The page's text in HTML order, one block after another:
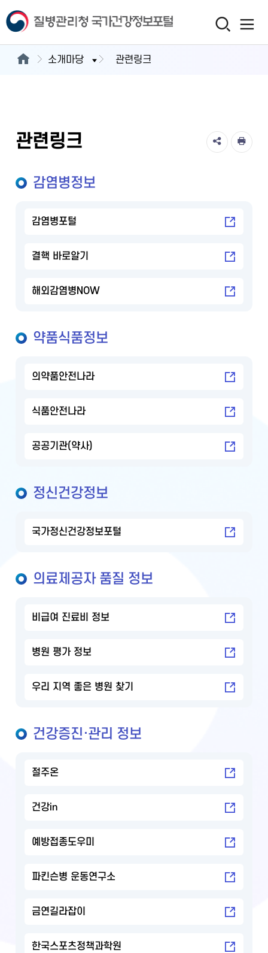
소개마당 관련링크
관련링크
감염병정보
감염병포털
결핵 바로알기
해외감염병NOW
약품식품정보
의약품안전나라
식품안전나라
공공기관(약사)
정신건강정보
국가정신건강정보포털
의료제공자 품질 정보
비급여 진료비 정보
병원 평가 정보
우리 지역 좋은 병원 찾기
건강증진·관리 정보
절주온
건강in
예방접종도우미
파킨슨병 운동연구소
금연길라잡이
한국스포츠정책과학원